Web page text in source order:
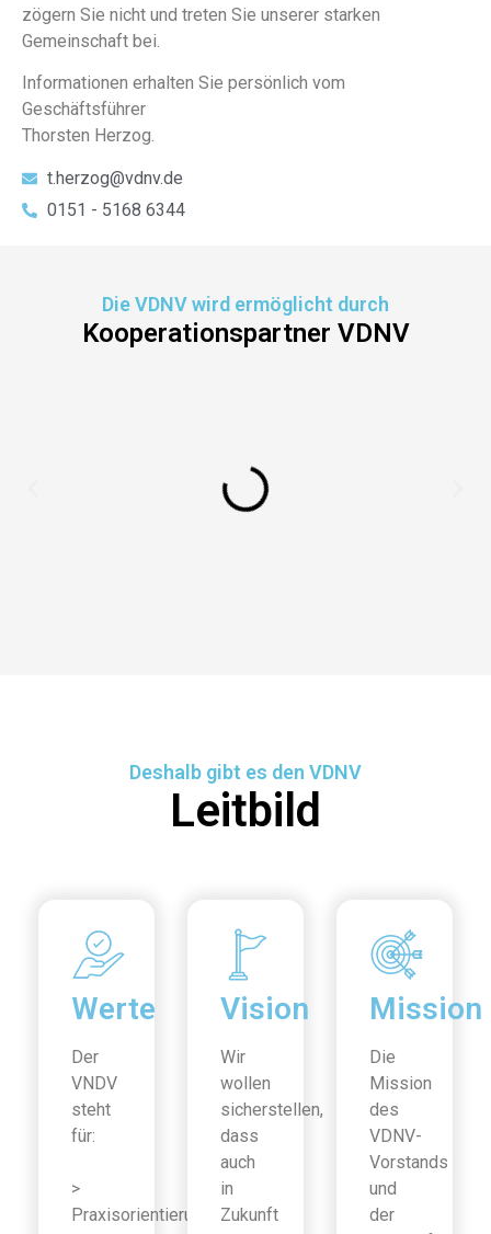
zögern Sie nicht und treten Sie unserer starken
Gemeinschaft bei.
Informationen erhalten Sie persönlich vom
Geschäftsführer
Thorsten Herzog.
t.herzog@vdnv.de
0151 - 5168 6344
Die VDNV wird ermöglicht durch
Kooperationspartner VDNV
Deshalb gibt es den VDNV
Leitbild
Werte
Der
VNDV
steht
für:
>
Praxisorientierung
Vision
Wir
wollen
sicherstellen,
dass
auch
in
Zukunft
Mission
Die
Mission
des
VDNV-
Vorstands
und
der